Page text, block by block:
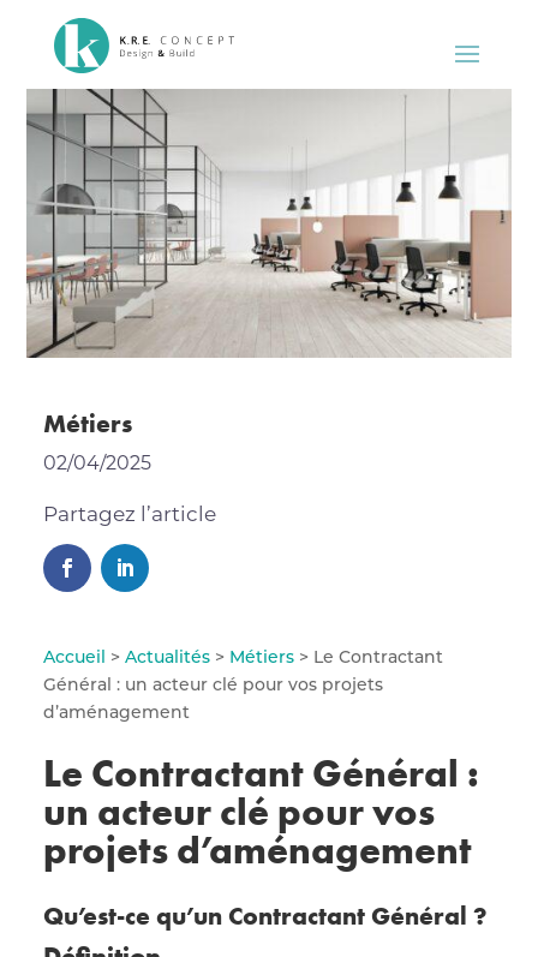
Métiers
02/04/2025
Partagez l’article
Accueil >Actualités > Métiers > Le Contractant
Général : un acteur clé pour vos projets
d’aménagement
Le Contractant Général :
un acteur clé pour vos
projets d’aménagement
Qu’est-ce qu’un Contractant Général ?